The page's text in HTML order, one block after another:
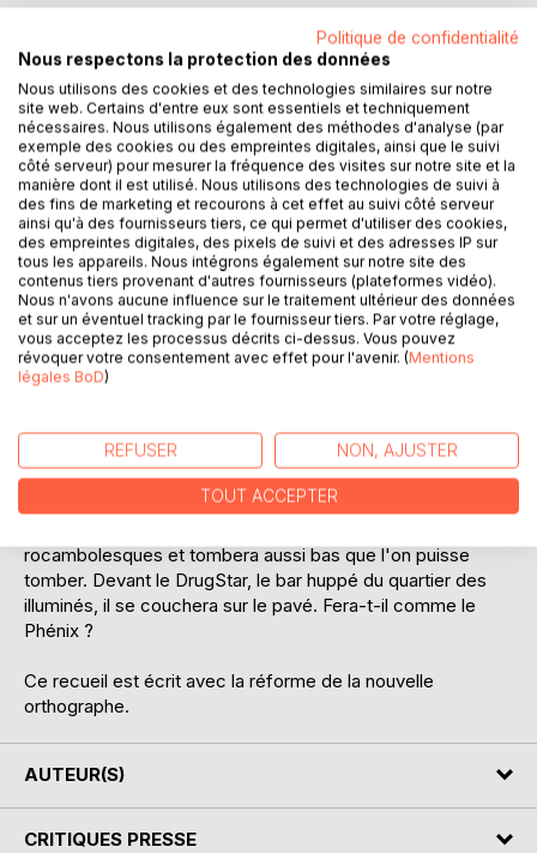
Cette histoire se situe pas très loin dans le futur et parle du
réchauffement climatique, mais pas que. Elle raconte aussi
les tribulations d'un écolo porté sur la bouteille, voire sur
l'herbe qui ne vient pas de Provence et autres substances
illicites. C'est pourquoi cet écolo est un peu « stupéfiant »
sur les bords.
Il est quelque part amoureux. Un amoureux de la terre et de
la Terre. Vit-il d'Amour et d'eau fraiche, ou d'amour sans
Amour avec ses addictions autour ?
Ses convictions sont profondes mais ses affres le sont
encore plus et il doit renoncer à la politique afin de se
soigner et reprendre gout à la vie. Sera-t-il assez fort pour
vaincre les démons omniprésents qui le rongent de
l'estomac, le foie et les intestins, et quelque part les
quelques neurones restants lui servant à réfléchir à son
destin et à celui de la Terre ?
rocambolesques et tombera aussi bas que l'on puisse
tomber. Devant le DrugStar, le bar huppé du quartier des
illuminés, il se couchera sur le pavé. Fera-t-il comme le
Phénix ?
Ce recueil est écrit avec la réforme de la nouvelle
orthographe.
AUTEUR(S)
CRITIQUES PRESSE
Politique de confidentialité
Nous respectons la protection des données
Nous utilisons des cookies et des technologies similaires sur notre
site web. Certains d'entre eux sont essentiels et techniquement
nécessaires. Nous utilisons également des méthodes d'analyse (par
exemple des cookies ou des empreintes digitales, ainsi que le suivi
côté serveur) pour mesurer la fréquence des visites sur notre site et la
manière dont il est utilisé. Nous utilisons des technologies de suivi à
des fins de marketing et recourons à cet effet au suivi côté serveur
ainsi qu'à des fournisseurs tiers, ce qui permet d'utiliser des cookies,
des empreintes digitales, des pixels de suivi et des adresses IP sur
tous les appareils. Nous intégrons également sur notre site des
contenus tiers provenant d'autres fournisseurs (plateformes vidéo).
Nous n'avons aucune influence sur le traitement ultérieur des données
et sur un éventuel tracking par le fournisseur tiers. Par votre réglage,
vous acceptez les processus décrits ci-dessus. Vous pouvez
révoquer votre consentement avec effet pour l'avenir. (Mentions
légales BoD)
REFUSER NON, AJUSTER
TOUT ACCEPTER